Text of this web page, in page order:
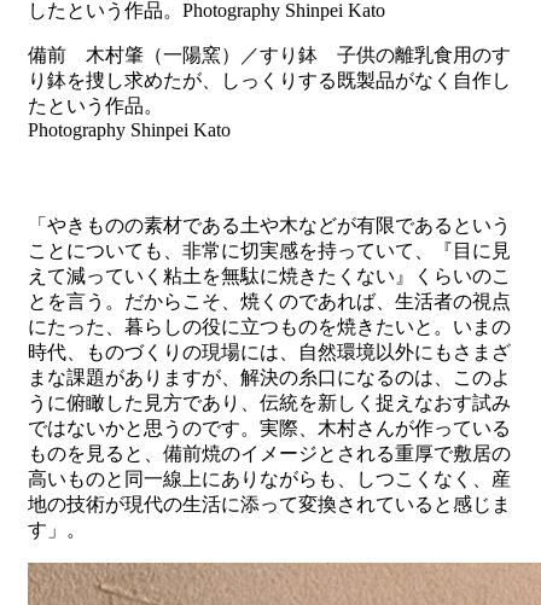
備前 木村肇（一陽窯）／すり鉢 子供の離乳食用のす
り鉢を捜し求めたが、しっくりする既製品がなく自作し
たという作品。
Photography Shinpei Kato
「やきものの素材である土や木などが有限であるという
ことについても、非常に切実感を持っていて、『目に見
えて減っていく粘土を無駄に焼きたくない』くらいのこ
とを言う。だからこそ、焼くのであれば、生活者の視点
にたった、暮らしの役に立つものを焼きたいと。いまの
時代、ものづくりの現場には、自然環境以外にもさまざ
まな課題がありますが、解決の糸口になるのは、このよ
うに俯瞰した見方であり、伝統を新しく捉えなおす試み
ではないかと思うのです。実際、木村さんが作っている
ものを見ると、備前焼のイメージとされる重厚で敷居の
高いものと同一線上にありながらも、しつこくなく、産
地の技術が現代の生活に添って変換されていると感じま
す」。